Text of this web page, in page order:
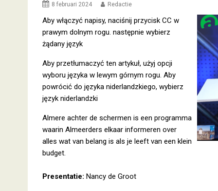
8 februari 2024 Redactie
Aby włączyć napisy, naciśnij przycisk CC w
prawym dolnym rogu. następnie wybierz
żądany język
Aby przetłumaczyć ten artykuł, użyj opcji
wyboru języka w lewym górnym rogu. Aby
powrócić do języka niderlandzkiego, wybierz
język niderlandzki
Almere achter de schermen is een programma
waarin Almeerders elkaar informeren over
alles wat van belang is als je leeft van een klein
budget.
Presentatie: Nancy de Groot